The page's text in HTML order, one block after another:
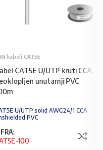
kabeli CAT5E
CAT5E U/UTP kruti CCA
unutarnji PVC
U/UTP solid AWG24/1 CCA
PVC
100